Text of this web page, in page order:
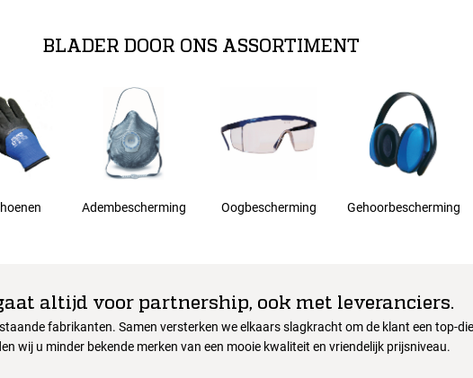
BLADER DOOR ONS ASSORTIMENT
Adembescherming Oogbescherming Gehoorbescherming
altijd voor partnership, ook met leveranciers.
fabrikanten. Samen versterken we elkaars slagkracht om de klant een top-
wij u minder bekende merken van een mooie kwaliteit en vriendelijk prijsniveau.